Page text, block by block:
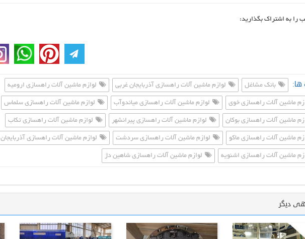
را به اشتراک بگذارید:
ها: بانک مشاغل لوازم ماشین آلات راهسازی آذربایجان غربی لوازم ماشین آلات راهسازی ارومیه
ماشین آلات راهسازی خوی لوازم ماشین آلات راهسازی میاندوآب لوازم ماشین آلات راهسازی سلماس
ماشین آلات راهسازی بوکان لوازم ماشین آلات راهسازی پیرانشهر لوازم ماشین آلات راهسازی تکاب
ماشین آلات راهسازی ماکو لوازم ماشین آلات راهسازی سردشت لوازم ماشین آلات راهسازی آذربایجان
ماشین آلات راهسازی اشنویه لوازم ماشین آلات راهسازی شاهین دژ
دیگر